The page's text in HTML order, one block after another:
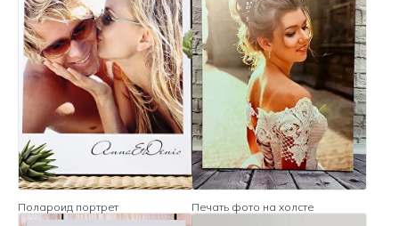
Полароид портрет Печать фото на холсте